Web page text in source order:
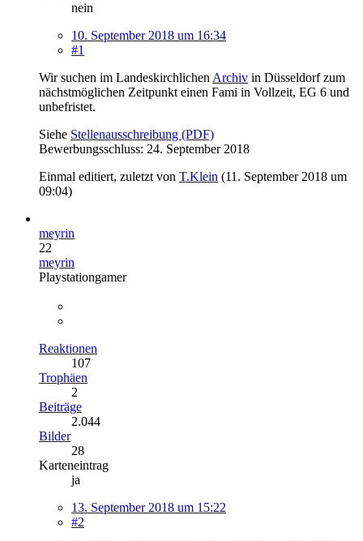
nein
10. September 2018 um 16:34
#1
Wir suchen im Landeskirchlichen Archiv in Düsseldorf zum
nächstmöglichen Zeitpunkt einen Fami in Vollzeit, EG 6 und
unbefristet.
Siehe Stellenausschreibung (PDF)
Bewerbungsschluss: 24. September 2018
Einmal editiert, zuletzt von T.Klein (11. September 2018 um
09:04)
meyrin
22
meyrin
Playstationgamer
Reaktionen
107
Trophäen
2
Beiträge
2.044
Bilder
28
Karteneintrag
ja
13. September 2018 um 15:22
#2